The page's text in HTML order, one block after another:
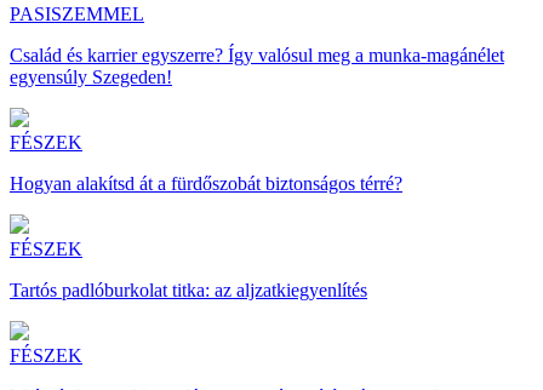
PASISZEMMEL
Család és karrier egyszerre? Így valósul meg a munka-magánélet
egyensúly Szegeden!
FÉSZEK
Hogyan alakítsd át a fürdőszobát biztonságos térré?
FÉSZEK
Tartós padlóburkolat titka: az aljzatkiegyenlítés
FÉSZEK